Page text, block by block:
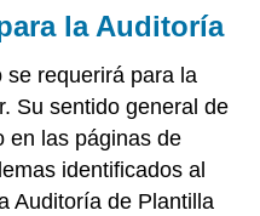
la Auditoría
se requerirá para la
Su sentido general de
en las páginas de
identificados al
Auditoría de Plantilla